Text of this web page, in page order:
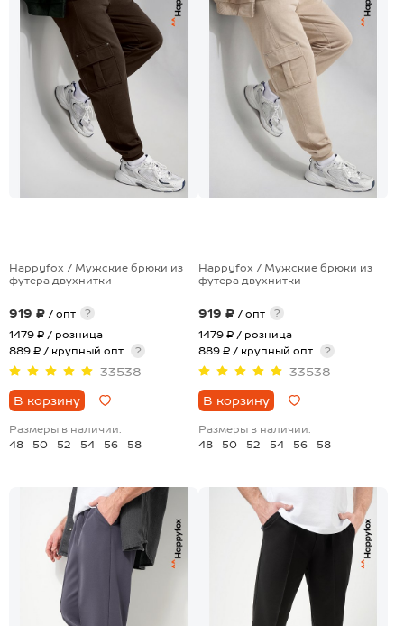
Happyfox / Мужские брюки из
футера двухнитки
919 ₽ / опт
?
1479 ₽ / розница
889 ₽ / крупный опт
?
33538
В корзину
Размеры в наличии:
48
50 52 54 56 58
Happyfox / Мужские брюки из
футера двухнитки
919 ₽ / опт
?
1479 ₽ / розница
889 ₽ / крупный опт
?
33538
В корзину
Размеры в наличии:
48
50 52 54 56 58